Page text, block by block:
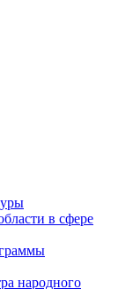
в сфере
народного